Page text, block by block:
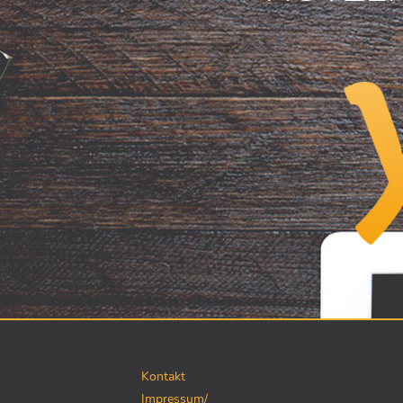
Kontakt
Impressum/